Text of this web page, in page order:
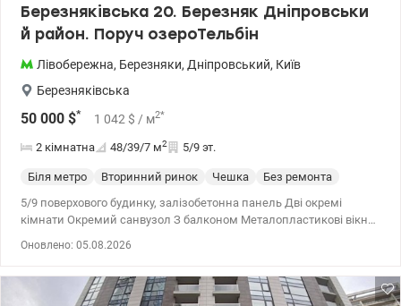
Березняківська 20. Березняк Дніпровськи
й район. Поруч озероТельбін
Лівобережна, Березняки, Дніпровський, Київ
Березняківська
50 000 $* 1 042 $ / м2*
2 кімнатна 48/39/7 м2 5/9 эт.
Біля метро Вторинний ринок Чешка
Без ремонта
5/9 поверхового будинку, залізобетонна панель Дві окремі
кімнати Окремий санвузол З балконом Металопластикові вікна
чужий ремонт. Поруч мальовниче озеро Тельбін із сучасною
Оновлено: 05.08.2026